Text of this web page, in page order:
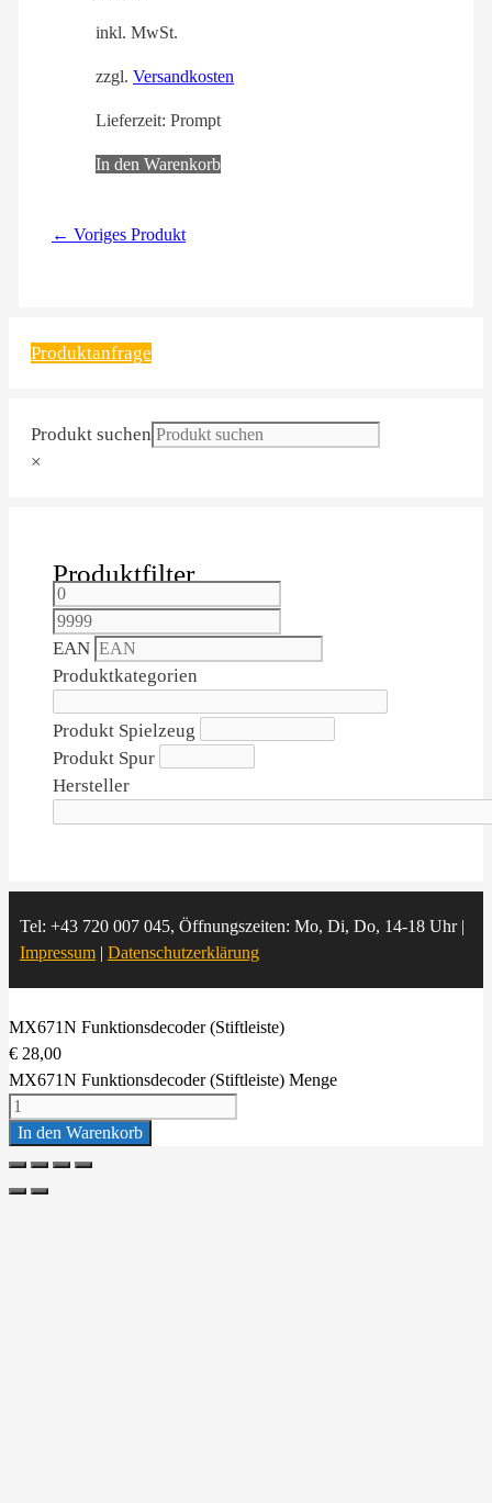
inkl. MwSt.
zzgl. Versandkosten
Lieferzeit: Prompt
In den Warenkorb
← Voriges Produkt
Produktanfrage
Produkt suchen
×
Produktfilter
EAN
Produktkategorien
Produkt Spielzeug
Produkt Spur
Hersteller
Tel: +43 720 007 045, Öffnungszeiten: Mo, Di, Do, 14-18 Uhr |
Impressum | Datenschutzerklärung
MX671N Funktionsdecoder (Stiftleiste)
€ 28,00
MX671N Funktionsdecoder (Stiftleiste) Menge
In den Warenkorb